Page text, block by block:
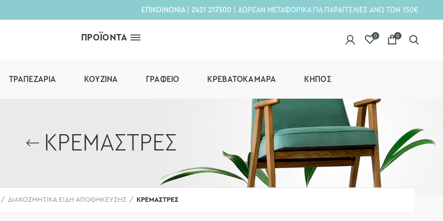
ΕΠΙΚΟΙΝΩΝΙΑ| 2421 217300 | ΔΩΡΕΑΝ ΜΕΤΑΦΟΡΙΚΑ ΓΙΑ ΠΑΡΑΓΓΕΛΙΕΣ ΑΝΩ ΤΩΝ 150€
ΠΡΟΪΟΝΤΑ 0 0
ΤΡΑΠΕΖΑΡΊΑ ΚΟΥΖΊΝΑ ΓΡΑΦΕΊΟ ΚΡΕΒΑΤΟΚΆΜΑΡΑ ΚΉΠΟΣ
ΚΡΕΜΑΣΤΡΕΣ
ΔΙΑΚΟΣΜΗΤΙΚΑ ΕΙΔΗ ΑΠΟΘΗΚΕΥΣΗΣ ΚΡΕΜΑΣΤΡΕΣ